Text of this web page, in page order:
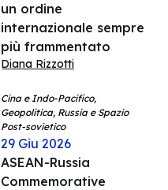
un ordine
internazionale sempre
più frammentato
Diana Rizzotti
Cina e Indo-Pacifico,
Geopolitica, Russia e Spazio
Post-sovietico
29 Giu 2026
ASEAN-Russia
Commemorative